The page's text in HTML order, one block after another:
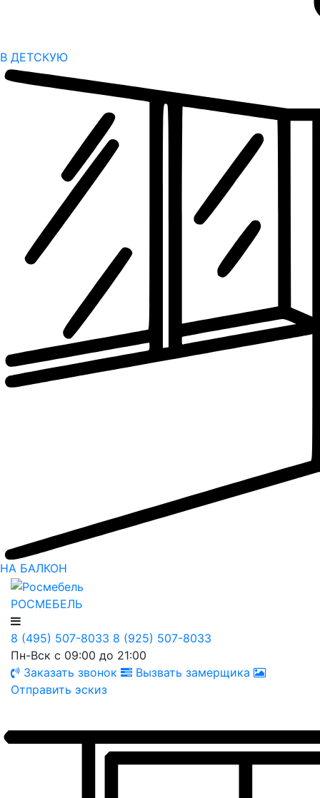
В ДЕТСКУЮ
НА БАЛКОН
РОСМЕБЕЛЬ
8 (495) 507-8033 8 (925) 507-8033
Пн-Вск с 09:00 до 21:00
Заказать звонок
Вызвать замерщика
Отправить эскиз